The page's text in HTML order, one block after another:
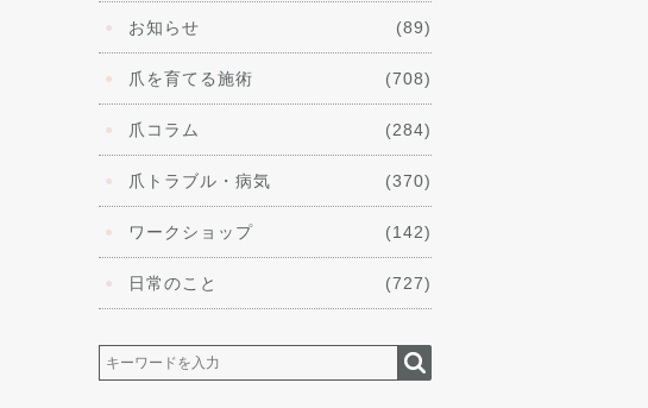
お知らせ (89)
爪を育てる施術 (708)
爪コラム (284)
爪トラブル・病気 (370)
ワークショップ (142)
日常のこと (727)